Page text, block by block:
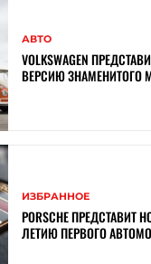
АВТО
VOLKSWAGEN
ВЕРСИЮ ЗНАМЕНИТОГО
ИЗБРАННОЕ
PORSCHE ПРЕДСТАВИТ
ЛЕТИЮ ПЕРВОГО